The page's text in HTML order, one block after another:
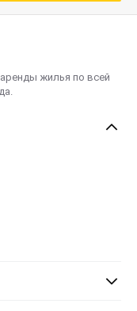
жилья по всей